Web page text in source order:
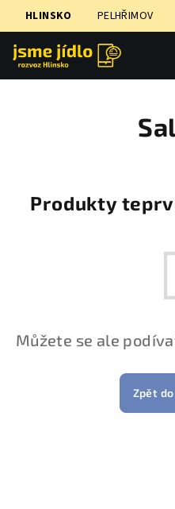
HLINSKO PELHŘIMOV
Produkty
Můžete se ale
Zpět